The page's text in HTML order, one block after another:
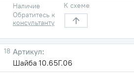
Наличие
Обратитесь к
консультанту
К схеме
18
Шайба 10.65Г.06